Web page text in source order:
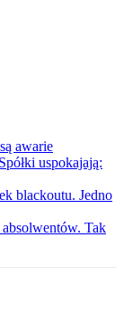
awarie
uspokajają:
blackoutu. Jedno
Tak